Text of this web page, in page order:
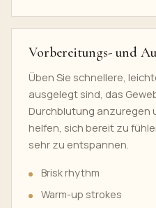
Vorbereitungs- und
Üben Sie schnellere,
ausgelegt sind, das
Durchblutung anzuregen
helfen, sich bereit zu
sehr zu entspannen.
Brisk rhythm
Warm-up strokes